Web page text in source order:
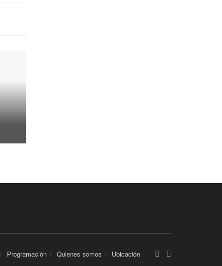
Programación Quienes somos Ubicación